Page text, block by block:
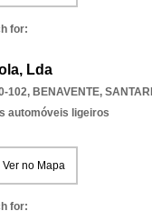
for:
Lda
102, BENAVENTE,
automóveis ligeiros
Ver no Mapa
for: